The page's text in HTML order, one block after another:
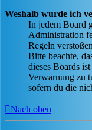
Weshalb wurde ich
In jedem Board
Administration
Regeln
Bitte beachte,
dieses Boards
Verwarnung zu
sofern du die
Nach oben